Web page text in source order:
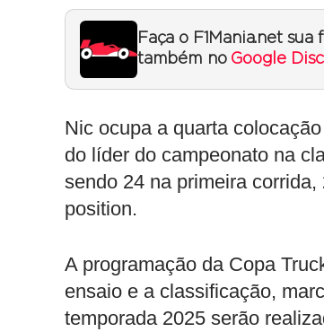
Faça o F1Mania.net
também no Google
Nic ocupa a quarta
do líder do campeonato na
sendo 24 na primeira
position.
A programação da Copa
ensaio e a classificação,
temporada 2025 serão